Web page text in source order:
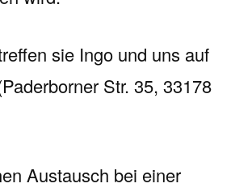
sie Ingo und uns auf
Str. 35, 33178
Austausch bei einer